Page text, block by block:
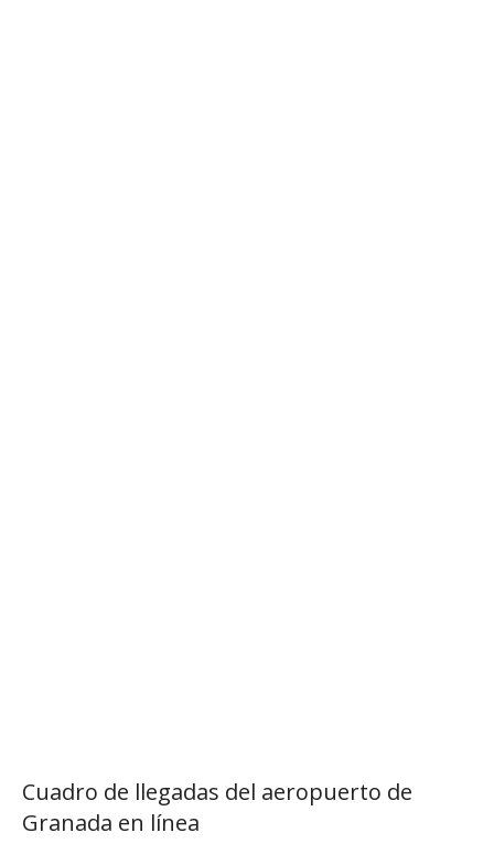
Cuadro de llegadas del aeropuerto de
Granada en línea